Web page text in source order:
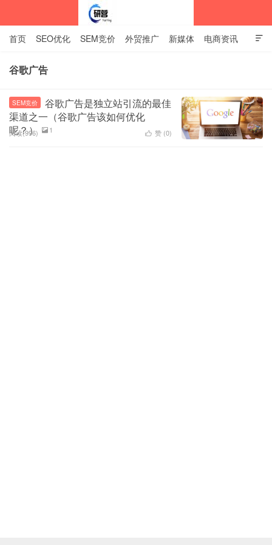
中标企业资讯站

首页 SEO优化 SEM竞价 外贸推广 新媒体 电商资讯
网站建设
谷歌广告
SEM竞价
谷歌广告是独立站引流的最佳
渠道之一（谷歌广告该如何优化
呢？）
 1
阅读(996)  赞 (0)